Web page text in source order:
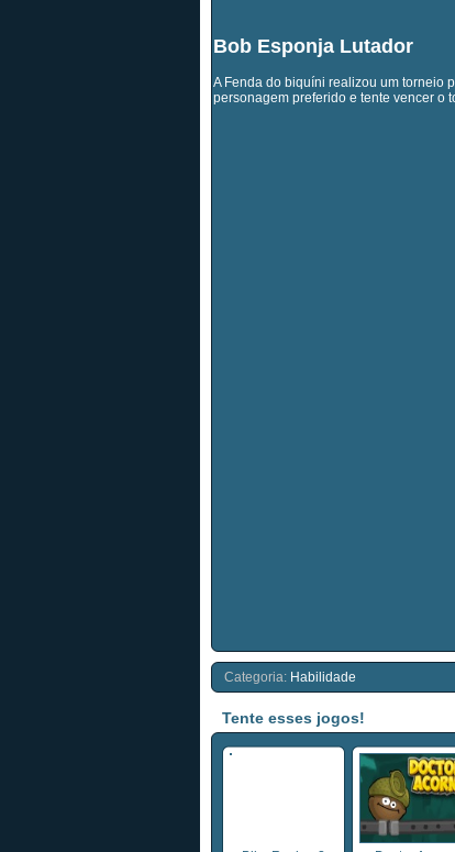
Bob Esponja Lutador
A Fenda do biquíni realizou um torneio
personagem preferido e tente vencer o
Categoria: Habilidade
Tente esses jogos!